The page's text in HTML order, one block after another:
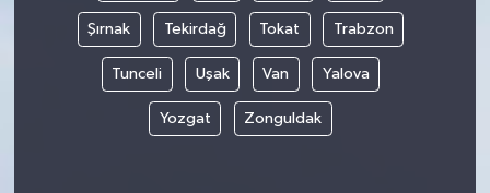
Şırnak Tekirdağ Tokat Trabzon
Tunceli Uşak Van Yalova
Yozgat Zonguldak